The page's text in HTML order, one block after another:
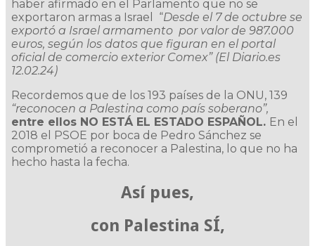
haber afirmado en el Parlamento que no se
exportaron armas a Israel “Desde el 7 de octubre se
exportó a Israel armamento por valor de 987.000
euros, según los datos que figuran en el portal
oficial de comercio exterior Comex” (El Diario.es
12.02.24)
Recordemos que de los 193 países de la ONU, 139
“reconocen a Palestina como país soberano”,
entre ellos NO ESTÁ EL ESTADO ESPAÑOL. En el
2018 el PSOE por boca de Pedro Sánchez se
comprometió a reconocer a Palestina, lo que no ha
hecho hasta la fecha.
Así pues,
con Palestina SÍ,